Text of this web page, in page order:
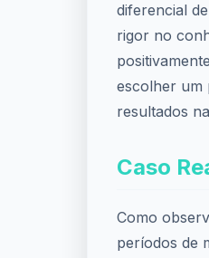
diferencial
rigor no
escolher um
resultados
Caso
Como
períodos de